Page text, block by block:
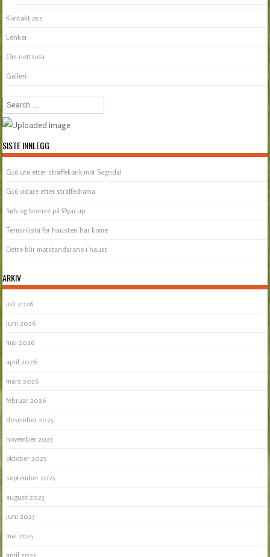
Kontakt oss
Lenker
Om nettsida
Galleri
Search
SISTE INNLEGG
G16 ute etter straffekonk mot Sogndal
G16 vidare etter straffedrama
Sølv og bronse på Øyacup
Terminlista for hausten har kome
Dette blir motstandarane i haust
ARKIV
juli 2026
juni 2026
mai 2026
april 2026
mars 2026
februar 2026
desember 2025
november 2025
oktober 2025
september 2025
august 2025
juni 2025
mai 2025
april 2025